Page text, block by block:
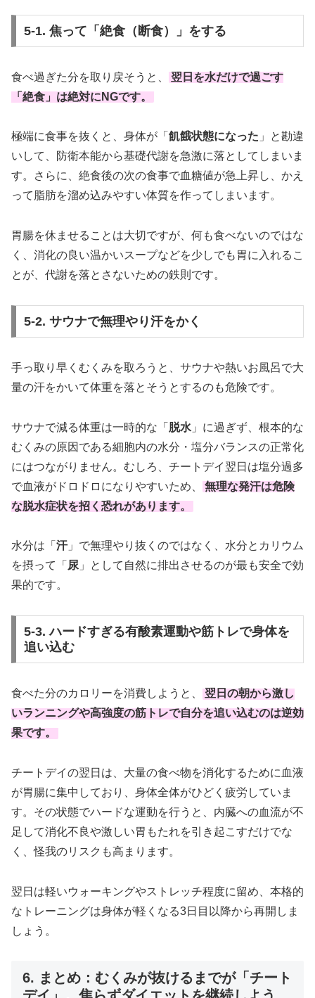
5-1. 焦って「絶食（断食）」をする
食べ過ぎた分を取り戻そうと、
翌日を水だけで過ごす
「絶食」は絶対にNGです。
極端に食事を抜くと、身体が「 飢餓状態になった 」と勘違
いして、防衛本能から基礎代謝を急激に落としてしまいま
す。さらに、絶食後の次の食事で血糖値が急上昇し、かえ
って脂肪を溜め込みやすい体質を作ってしまいます。
胃腸を休ませることは大切ですが、何も食べないのではな
く、消化の良い温かいスープなどを少しでも胃に入れるこ
とが、代謝を落とさないための鉄則です。
5-2. サウナで無理やり汗をかく
手っ取り早くむくみを取ろうと、サウナや熱いお風呂で大
量の汗をかいて体重を落とそうとするのも危険です。
サウナで減る体重は一時的な「 脱水 」に過ぎず、根本的な
むくみの原因である細胞内の水分・塩分バランスの正常化
にはつながりません。むしろ、チートデイ翌日は塩分過多
で血液がドロドロになりやすいため、
無理な発汗は危険
な脱水症状を招く恐れがあります。
水分は「 汗」で無理やり抜くのではなく、水分とカリウム
を摂って「 尿 」として自然に排出させるのが最も安全で効
果的です。
5-3. ハードすぎる有酸素運動や筋トレで身体を
追い込む
食べた分のカロリーを消費しようと、
翌日の朝から激し
いランニングや高強度の筋トレで自分を追い込むのは逆効
果です。
チートデイの翌日は、大量の食べ物を消化するために血液
が胃腸に集中しており、身体全体がひどく疲労していま
す。その状態でハードな運動を行うと、内臓への血流が不
足して消化不良や激しい胃もたれを引き起こすだけでな
く、怪我のリスクも高まります。
翌日は軽いウォーキングやストレッチ程度に留め、本格的
なトレーニングは身体が軽くなる3日目以降から再開しま
しょう。
6. まとめ：むくみが抜けるまでが「チート